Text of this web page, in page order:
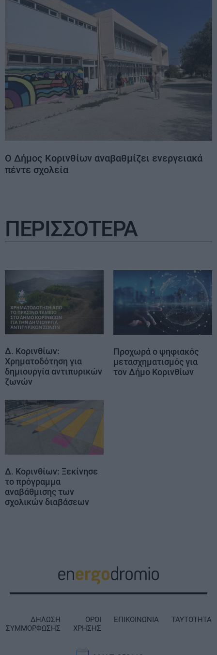
Ο Δήμος Κορινθίων αναβαθμίζει ενεργειακά
πέντε σχολεία
ΠΕΡΙΣΣΟΤΕΡΑ
Δ. Κορινθίων:
Χρηματοδότηση για
δημιουργία αντιπυρικών
ζωνών
Προχωρά ο ψηφιακός
μετασχηματισμός για
τον Δήμο Κορινθίων
Δ. Κορινθίων: Ξεκίνησε
το πρόγραμμα
αναβάθμισης των
σχολικών διαβάσεων
ΔΗΛΩΣΗ
ΣΥΜΜΟΡΦΩΣΗΣ
ΟΡΟΙ
ΧΡΗΣΗΣ
ΕΠΙΚΟΙΝΩΝΙΑ ΤΑΥΤΟΤΗΤΑ